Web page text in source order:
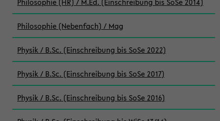
Philosophie (Nebenfach) / Mag
Physik / B.Sc. (Einschreibung bis SoSe 2022)
Physik / B.Sc. (Einschreibung bis SoSe 2017)
Physik / B.Sc. (Einschreibung bis SoSe 2016)